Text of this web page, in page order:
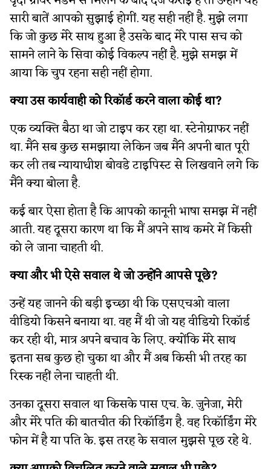
सारी बातें आपको सुझाई होगीं. यह सही नहीं है. मुझे लगा
कि जो कुछ मेरे साथ हुआ है उसके बाद मेरे पास सच को
सामने लाने के सिवा कोई विकल्प नहीं है. मुझे समझ में
आया कि चुप रहना सही नहीं होगा.
क्या उस कार्यवाही को रिकॉर्ड करने वाला कोई था?
एक व्यक्ति बैठा था जो टाइप कर रहा था. स्टेनोग्राफर नहीं
था. मैंने सब कुछ समझाया लेकिन जब मैंने अपनी बात पूरी
कर ली तब न्यायाधीश बोवडे टाइपिस्ट से लिखवाने लगे कि
मैंने क्या बोला है.
कई बार ऐसा होता है कि आपको कानूनी भाषा समझ में नहीं
आती. यह दूसरा कारण था कि मैं अपने साथ कमरे में किसी
को ले जाना चाहती थी.
क्या और भी ऐसे सवाल थे जो उन्होंने आपसे पूछे?
उन्हें यह जानने की बड़ी इच्छा थी कि एसएचओ वाला
वीडियो किसने बनाया था. वह मैं थी जो यह वीडियो रिकॉर्ड
कर रही थी, मात्र अपने बचाव के लिए. क्योंकि मेरे साथ
इतना सब कुछ हो चुका था और मैं अब किसी भी तरह का
रिस्क नहीं लेना चाहती थी.
उनका दूसरा सवाल था किसके पास एच. के. जुनेजा, मेरी
और मेरे पति की बातचीत की रिकॉर्डिंग है. वह रिकॉर्डिंग मेरे
फोन में है या पति के. इस तरह के सवाल मुझसे पूछ रहे थे.